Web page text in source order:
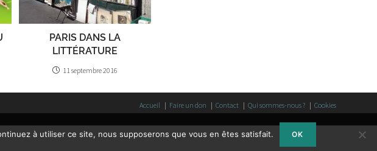
PARIS DANS LA
LITTÉRATURE
11 septembre 2016
Accueil Faire un don Contact Qui sommes-nous ? Cookies
à utiliser ce site, nous supposerons que vous en êtes satisfait. OK